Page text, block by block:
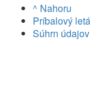
^ Nahoru
Príbalový
Súhrn